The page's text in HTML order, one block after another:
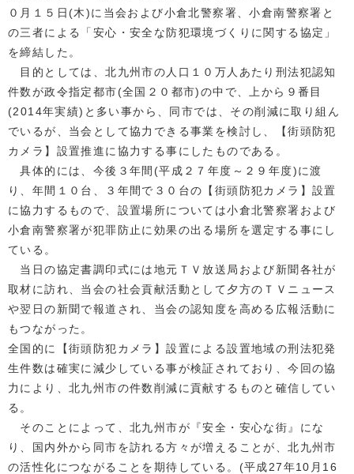
０月１５日(木)に当会および小倉北警察署、小倉南警察署と
の三者による「安心・安全な防犯環境づくりに関する協定」
を締結した。
目的としては、北九州市の人口１０万人あたり刑法犯認知
件数が政令指定都市(全国２０都市)の中で、上から９番目
(2014年実績)と多い事から、同市では、その削減に取り組ん
でいるが、当会として協力できる事業を検討し、【街頭防犯
カメラ】設置推進に協力する事にしたものである。
具体的には、今後３年間(平成２７年度～２９年度)に渡
り、年間１０台、３年間で３０台の【街頭防犯カメラ】設置
に協力するもので、設置場所については小倉北警察署および
小倉南警察署が犯罪防止に効果の出る場所を選定する事にし
ている。
当日の協定書調印式には地元ＴＶ放送局および新聞各社が
取材に訪れ、当会の社会貢献活動として夕方のＴＶニュース
や翌日の新聞で報道され、当会の認知度を高める広報活動に
もつながった。
全国的に【街頭防犯カメラ】設置による設置地域の刑法犯発
生件数は確実に減少している事が検証されており、今回の協
力により、北九州市の件数削減に貢献するものと確信してい
る。
そのことによって、北九州市が『安全・安心な街』にな
り、国内外から同市を訪れる方々が増えることが、北九州市
の活性化につながることを期待している。(平成27年10月16